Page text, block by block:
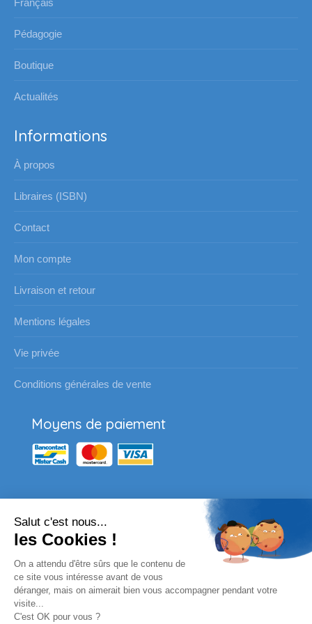
fenêtrefenêtre
Français
Pédagogie
Boutique
Actualités
Informations
À propos
Libraires (ISBN)
Contact
Mon compte
Livraison et retour
Mentions légales
Vie privée
Conditions générales de vente
Moyens de paiement
Nos partenaires
Vous souhaitez passer une
commande pour votre école ?
Envoyez un email à l'adresse habituelle ou
Salut c'est nous...
les Cookies !
On a attendu d'être sûrs que le contenu de
ce site vous intéresse avant de vous
déranger, mais on aimerait bien vous accompagner pendant votre
visite...
C'est OK pour vous ?